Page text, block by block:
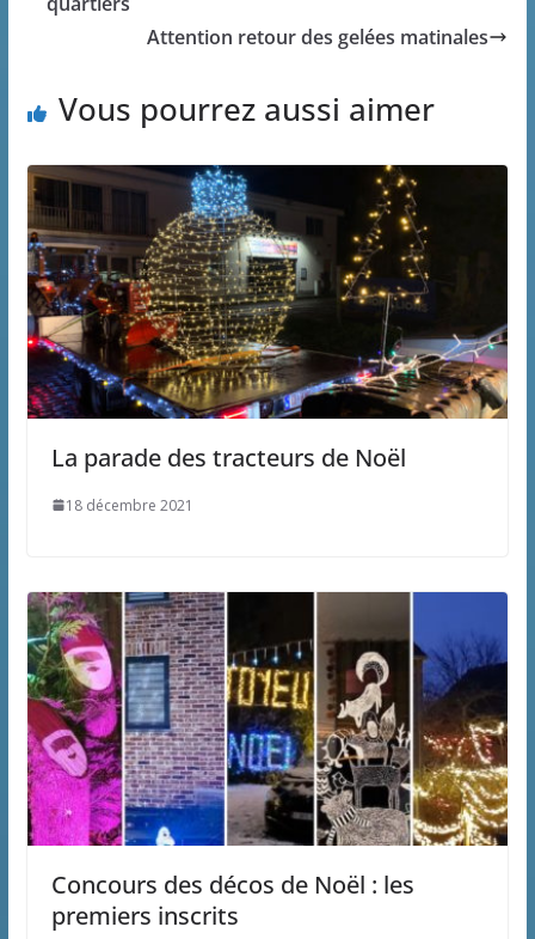
Attention retour des gelées matinales
Vous pourrez aussi aimer
La parade des tracteurs de Noël
18 décembre 2021
Concours des décos de Noël : les
premiers inscrits